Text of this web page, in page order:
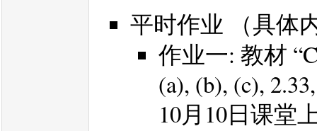
平时作业 （具体
作业一: 教材
(a), (b), (c),
10月10日课堂